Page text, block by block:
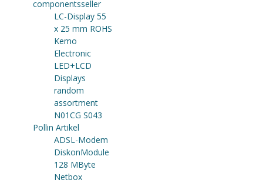
componentsseller
LC-Display 55
x 25 mm ROHS
Kemo
Electronic
LED+LCD
Displays
random
assortment
N01CG S043
Pollin Artikel
ADSL-Modem
DiskonModule
128 MByte
Netbox